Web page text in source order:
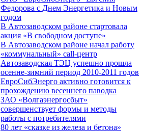
Федорова с Днем Энергетика и Новым
годом
В Автозаводском районе стартовала
акция «В свободном доступе»
В Автозаводском районе начал работу
«коммунальный» call-центр
Автозаводская ТЭЦ успешно прошла
осенне-зимний период 2010-2011 годов
ЕвроСибЭнерго активно готовится к
прохождению весеннего паводка
ЗАО «Волгаэнергосбыт»
совершенствует формы и методы
работы с потребителями
80 лет «сказке из железа и бетона»